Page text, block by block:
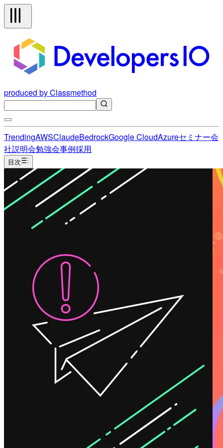
produced by Classmethod
TrendingAWSClaudeBedrockGoogle CloudAzureセミナー会
社説明会勉強会事例採用
目次